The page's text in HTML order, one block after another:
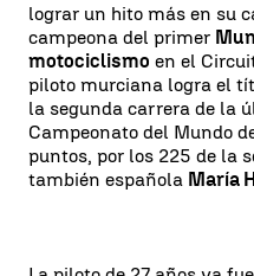
lograr un hito más en su
campeona del primer
motociclismo en el
piloto murciana logra el
la segunda carrera de la
Campeonato del Mundo
puntos, por los 225 de la
también española María